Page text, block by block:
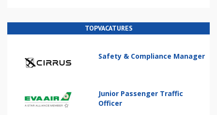
TOPVACATURES
Safety & Compliance Manager
Junior Passenger Traffic
Officer